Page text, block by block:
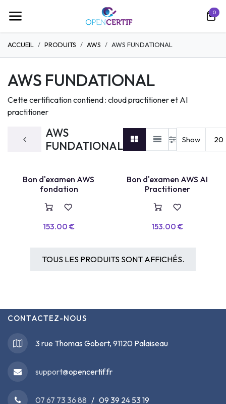
0
ACCUEIL PRODUITS AWS AWS FUNDATIONAL
AWS FUNDATIONAL
Cette certification contiend : cloud practitioner et AI
practitioner
AWS
FUNDATIONAL
Show 20
VOUCHER
Bon d'examen AWS
fondation
153.00 €
VOUCHER
Bon d'examen AWS AI
Practitioner
153.00 €
TOUS LES PRODUITS SONT AFFICHÉS.
CONTACTEZ-NOUS
3 rue Thomas Gobert, 91120 Palaiseau
support@opencertif.fr
07 67 73 36 88 / 09 39 24 53 19